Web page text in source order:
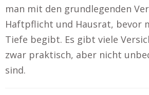
man mit den grundlegenden
Haftpflicht und Hausrat, bevor
Tiefe begibt. Es gibt viele
zwar praktisch, aber nicht
sind.